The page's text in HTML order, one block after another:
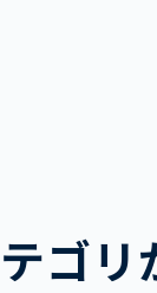
ゴリ